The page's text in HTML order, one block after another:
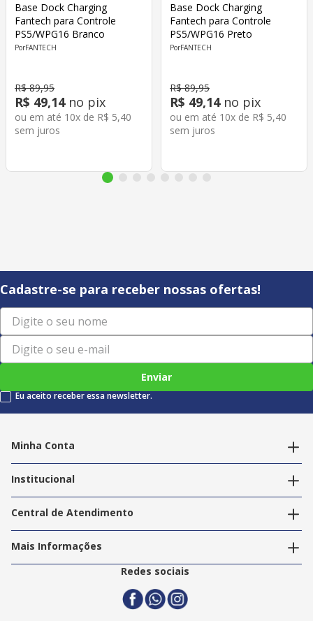
Base Dock Charging
Fantech para Controle
PS5/WPG16 Branco
FANTECH
R$ 89,95
R$ 49,14no pix
ou em até 10x de R$ 5,40
sem juros
Base Dock Charging
Fantech para Controle
PS5/WPG16 Preto
FANTECH
R$ 89,95
R$ 49,14no pix
ou em até 10x de R$ 5,40
sem juros
Cadastre-se para receber nossas ofertas!
Enviar
Eu aceito receber essa newsletter.
Minha Conta
Editar endereços
Institucional
Nossas Lojas
Trabalhe Conosco
Central de Atendimento
Política de Privacidade
Termos e Condições
Politica de Entrega
Mais Informações
2ª Via Nota Fiscal
Redes sociais